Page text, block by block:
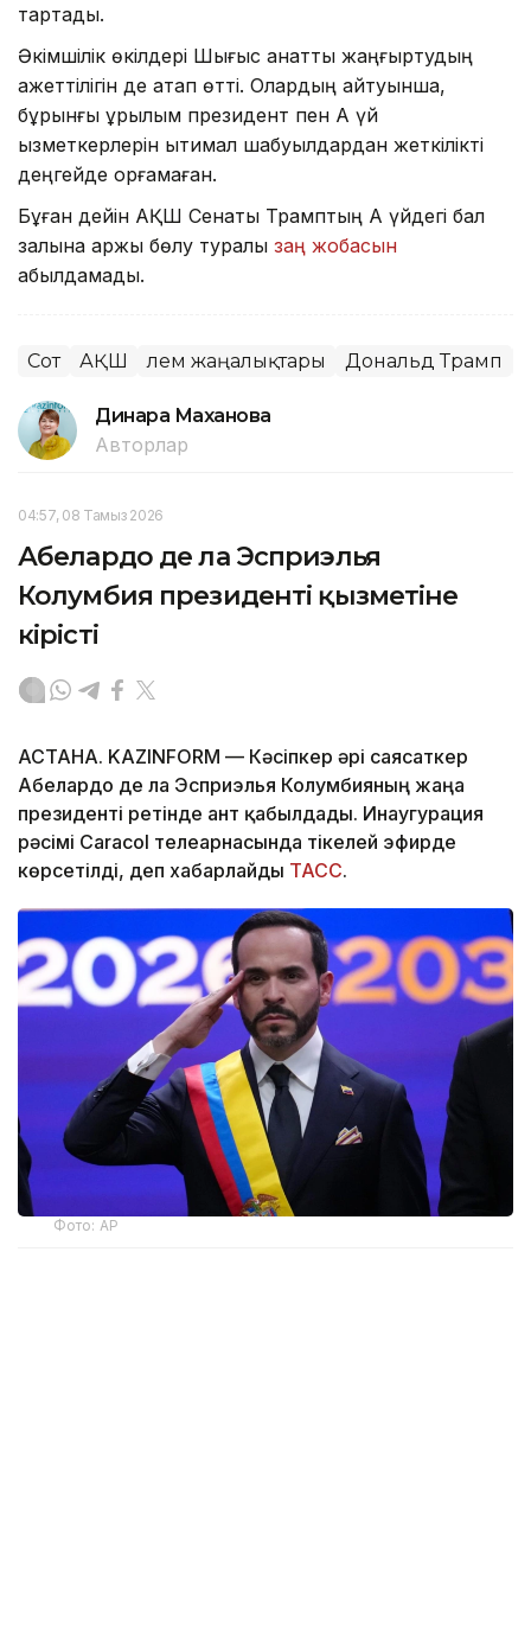
тартады.
Әкімшілік өкілдері Шығыс қанатты жаңғыртудың
қажеттілігін де атап өтті. Олардың айтуынша,
бұрынғы құрылым президент пен Ақ үй
қызметкерлерін ықтимал шабуылдардан жеткілікті
деңгейде қорғамаған.
Бұған дейін АҚШ Сенаты Трамптың Ақ үйдегі бал
залына қаржы бөлу туралы заң жобасын
қабылдамады.
Сот АҚШ Әлем жаңалықтары Дональд Трамп
Динара Маханова
Авторлар
04:57, 08 Тамыз 2026
Абелардо де ла Эсприэлья
Колумбия президенті қызметіне
кірісті
АСТАНА. KAZINFORM — Кәсіпкер әрі саясаткер
Абелардо де ла Эсприэлья Колумбияның жаңа
президенті ретінде ант қабылдады. Инаугурация
рәсімі Caracol телеарнасында тікелей эфирде
көрсетілді, деп хабарлайды ТАСС.
Фото: AP